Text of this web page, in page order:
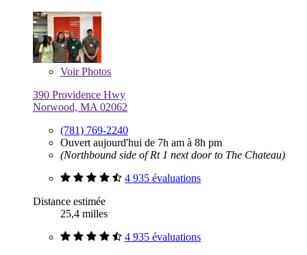
VoirPhotos
390 Providence Hwy
Norwood, MA 02062
(781) 769-2240
Ouvert aujourd'hui de 7h am à 8h pm
(Northbound side of Rt 1 next door to The Chateau)
4 935 évaluations
Distance estimée
25,4 milles
4 935 évaluations